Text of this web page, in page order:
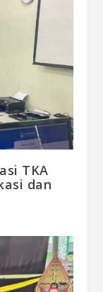
TKA
dan